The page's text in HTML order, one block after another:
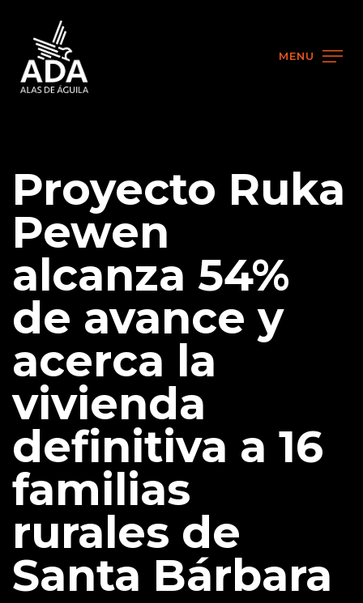
MENU
Proyecto Ruka
Pewen
alcanza 54%
de avance y
acerca la
vivienda
definitiva a 16
familias
rurales de
Santa Bárbara